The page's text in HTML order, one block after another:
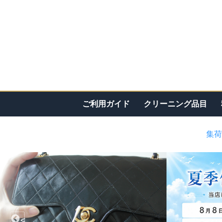
ご利用ガイド クリーニング品目
集